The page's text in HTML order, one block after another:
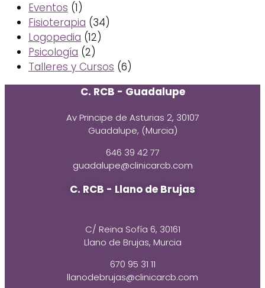
Eventos (1)
Fisioterapia (34)
Logopedia (12)
Psicología (2)
Talleres y Cursos (6)
C. RCB - Guadalupe
Av Principe de Asturias 2, 30107
Guadalupe, (Murcia)
646 39 42 77
guadalupe@clinicarcb.com
C. RCB - Llano de Brujas
C/ Reina Sofía 6, 30161
Llano de Brujas, Murcia
670 95 31 11
llanodebrujas@clinicarcb.com